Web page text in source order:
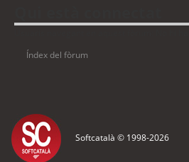
Índex del fòrum
Softcatalà © 1998-2026